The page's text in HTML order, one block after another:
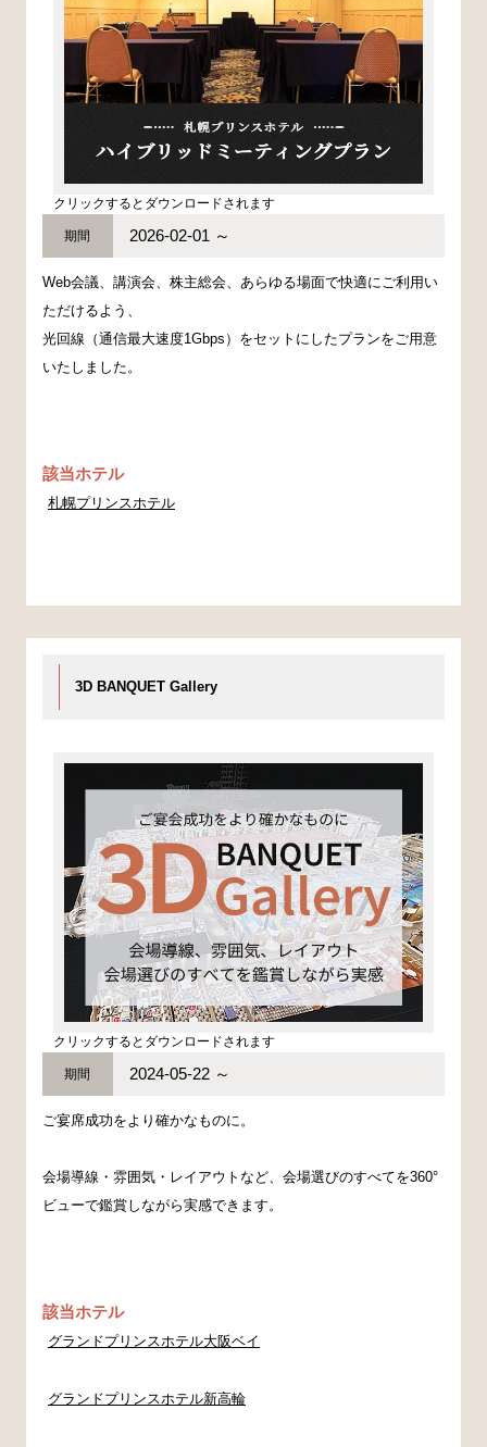
クリックするとダウンロードされます
期間 2026-02-01 ～
Web会議、講演会、株主総会、あらゆる場面で快適にご利用い
ただけるよう、
光回線（通信最大速度1Gbps）をセットにしたプランをご用意
いたしました。
該当ホテル
札幌プリンスホテル
3D BANQUET Gallery
クリックするとダウンロードされます
期間 2024-05-22 ～
ご宴席成功をより確かなものに。
会場導線・雰囲気・レイアウトなど、会場選びのすべてを360°
ビューで鑑賞しながら実感できます。
該当ホテル
グランドプリンスホテル大阪ベイ
グランドプリンスホテル新高輪